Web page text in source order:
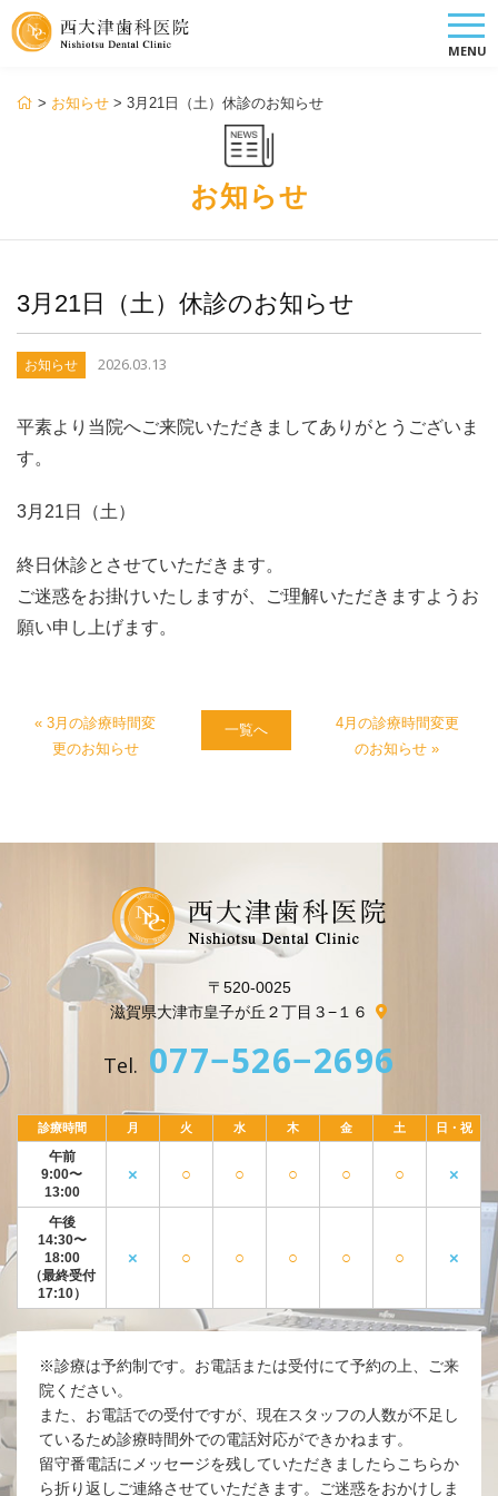
MENU
> お知らせ > 3月21日（土）休診のお知らせ
お知らせ
3月21日（土）休診のお知らせ
お知らせ 2026.03.13
平素より当院へご来院いただきましてありがとうございま
す。
3月21日（土）
終日休診とさせていただきます。
ご迷惑をお掛けいたしますが、ご理解いただきますようお
願い申し上げます。
« 3月の診療時間変
更のお知らせ
一覧へ
4月の診療時間変更
のお知らせ »
〒520-0025
滋賀県大津市皇子が丘２丁目３−１６
Tel. 077−526−2696
診療時間 月 火 水 木 金 土 日・祝
午前
9:00〜
13:00
× ○ ○ ○ ○ ○ ×
午後
14:30〜
18:00
（最終受付
17:10）
× ○ ○ ○ ○ ○ ×
※診療は予約制です。お電話または受付にて予約の上、ご来
院ください。
また、お電話での受付ですが、現在スタッフの人数が不足し
ているため診療時間外での電話対応ができかねます。
留守番電話にメッセージを残していただきましたらこちらか
ら折り返しご連絡させていただきます。ご迷惑をおかけしま